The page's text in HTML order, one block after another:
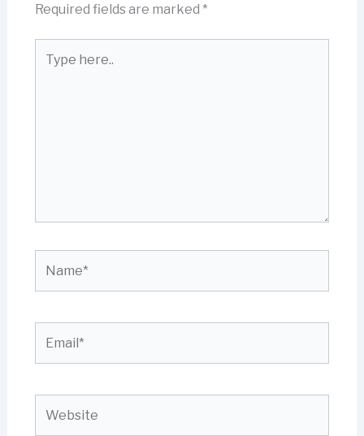
Required fields are marked *
here..